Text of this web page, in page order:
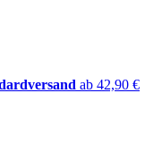
ab 42,90 €